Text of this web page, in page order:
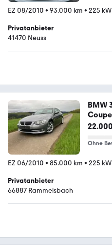
EZ 08/2010 • 93.000 km • 225
Privatanbieter
41470 Neuss
BMW
Coupe
Ohne
EZ 06/2010 • 85.000 km • 225
Privatanbieter
66887 Rammelsbach